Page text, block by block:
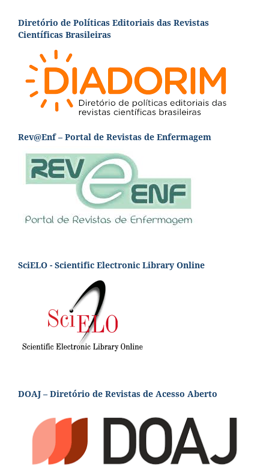
Diretório de Políticas Editoriais das Revistas
Científicas Brasileiras
Rev@Enf – Portal de Revistas de Enfermagem
SciELO - Scientific Electronic Library Online
DOAJ – Diretório de Revistas de Acesso Aberto